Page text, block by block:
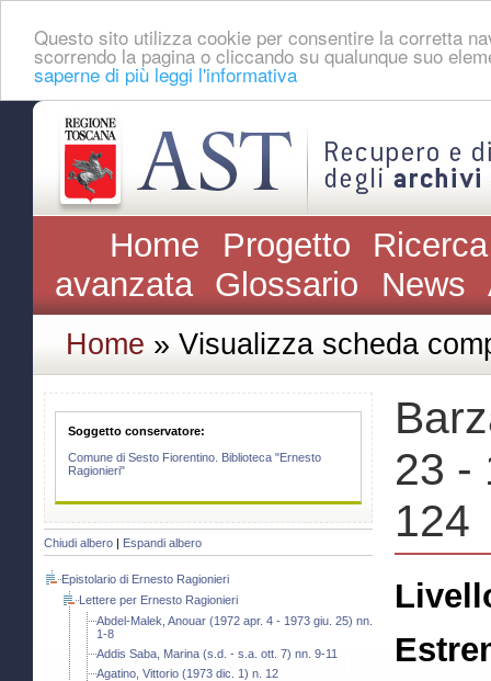
Questo sito utilizza cookie per consentire la corretta
scorrendo la pagina o cliccando su qualunque suo
saperne di più leggi l'informativa
Home Progetto
avanzata Glossario News
Home » Visualizza scheda
Soggetto conservatore:
Comune di Sesto Fiorentino. Biblioteca "Ernesto
Ragionieri"
Chiudi albero | Espandi albero
Epistolario di Ernesto Ragionieri
Lettere per Ernesto Ragionieri
Abdel-Malek, Anouar (1972 apr. 4 - 1973 giu. 25) nn.
1-8
Addis Saba, Marina (s.d. - s.a. ott. 7) nn. 9-11
Agatino, Vittorio (1973 dic. 1) n. 12
23 -
124